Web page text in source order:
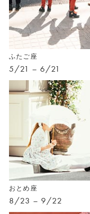
ふたご座
5/21 – 6/21
おとめ座
8/23 – 9/22